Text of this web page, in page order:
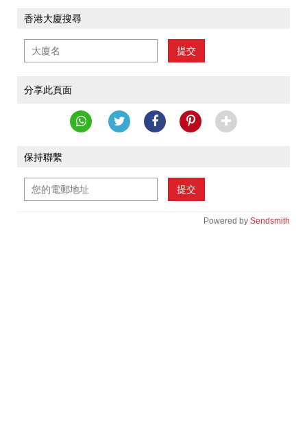
香港大廈搜尋
提交
分享此頁面
保持聯繫
提交
Powered by Sendsmith